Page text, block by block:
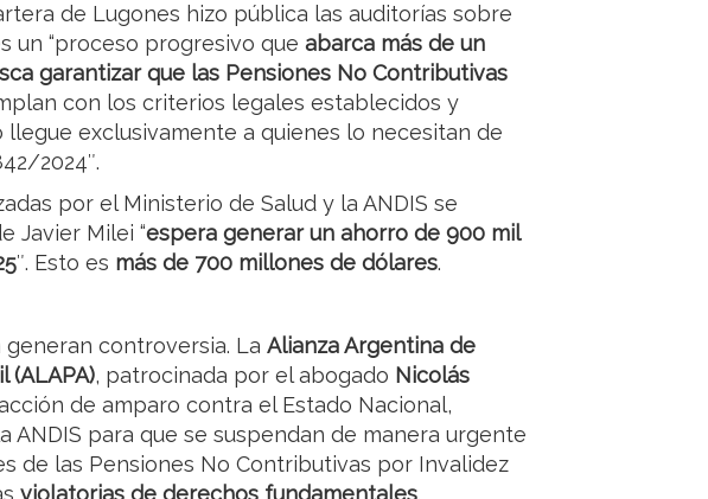
de Lugones hizo pública las auditorías sobre
un “proceso progresivo que abarca más de un
garantizar que las Pensiones No Contributivas
con los criterios legales establecidos y
llegue exclusivamente a quienes lo necesitan de
2024″.
por el Ministerio de Salud y la ANDIS se
Javier Milei “espera generar un ahorro de 900 mil
″. Esto es más de 700 millones de dólares.
controversia. La Alianza Argentina de
(ALAPA), patrocinada por el abogado Nicolás
de amparo contra el Estado Nacional,
ANDIS para que se suspendan de manera urgente
de las Pensiones No Contributivas por Invalidez